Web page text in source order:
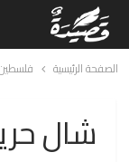
الصفحة الرئيسية
شال